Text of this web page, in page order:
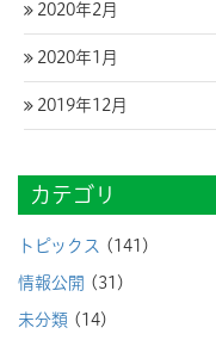
2020年2月
2020年1月
2019年12月
カテゴリ
トピックス (141)
情報公開 (31)
未分類 (14)